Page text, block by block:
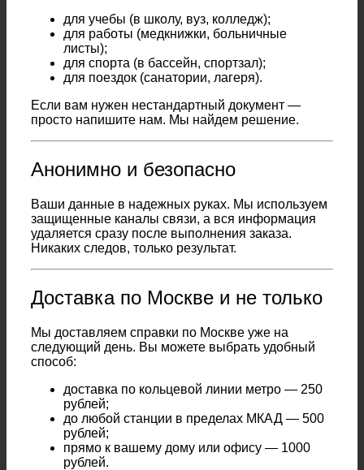
для учебы (в школу, вуз, колледж);
для работы (медкнижки, больничные
листы);
для спорта (в бассейн, спортзал);
для поездок (санатории, лагеря).
Если вам нужен нестандартный документ —
просто напишите нам. Мы найдем решение.
Анонимно и безопасно
Ваши данные в надежных руках. Мы используем
защищенные каналы связи, а вся информация
удаляется сразу после выполнения заказа.
Никаких следов, только результат.
Доставка по Москве и не только
Мы доставляем справки по Москве уже на
следующий день. Вы можете выбрать удобный
способ:
доставка по кольцевой линии метро — 250
рублей;
до любой станции в пределах МКАД — 500
рублей;
прямо к вашему дому или офису — 1000
рублей.